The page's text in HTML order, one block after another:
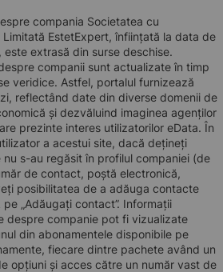
compania Societatea cu
Limitată EstetExpert, înființată la data de
extrasă din surse deschise.
companii sunt actualizate în timp
veridice. Astfel, portalul furnizează
reflectând date din diverse domenii de
și dezvăluind imaginea agenților
prezinte interes utilizatorilor eData. În
a acestui site, dacă dețineți
nu s-au regăsit în profilul companiei (de
de contact, poștă electronică,
posibilitatea de a adăuga contacte
„Adăugați contact”. Informații
despre companie pot fi vizualizate
din abonamentele disponibile pe
fiecare dintre pachete având un
opțiuni și acces către un număr vast de